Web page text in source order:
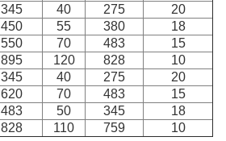
345 40 275
20
450 55 380
18
550 70 483
15
895 120 828
10
345 40 275
20
620 70 483
15
483 50 345
18
828 110 759 10